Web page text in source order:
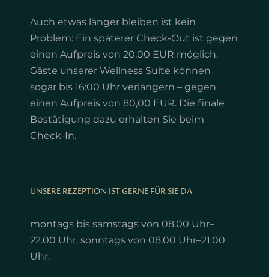
Auch etwas länger bleiben ist kein
Problem: Ein späterer Check-Out ist gegen
einen Aufpreis von 20,00 EUR möglich.
Gäste unserer Wellness Suite können
sogar bis 16:00 Uhr verlängern – gegen
einen Aufpreis von 80,00 EUR. Die finale
Bestätigung dazu erhalten Sie beim
Check-In.
UNSERE REZEPTION IST GERNE FÜR SIE DA
montags bis samstags von 08.00 Uhr–
22.00 Uhr, sonntags von 08.00 Uhr–21:00
Uhr.